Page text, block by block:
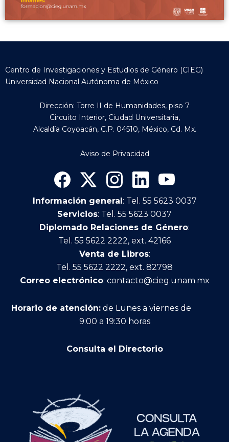
Centro de Investigaciones y Estudios de Género (CIEG)
Universidad Nacional Autónoma de México
Dirección: Torre II de Humanidades, piso 7
Circuito Interior, Ciudad Universitaria,
Alcaldía Coyoacán, C.P. 04510, México, Cd. Mx.
Aviso de Privacidad
Información general: Tel. 55 5623 0037
Servicios: Tel. 55 5623 0037
Diplomado Relaciones de Género:
Tel. 55 5622 2222, ext. 42166
Venta de Libros:
Tel. 55 5622 2222, ext. 82798
Correo electrónico: contacto@cieg.unam.mx
Horario de atención: de Lunes a viernes de
9:00 a 19:30 horas
Consulta el Directorio